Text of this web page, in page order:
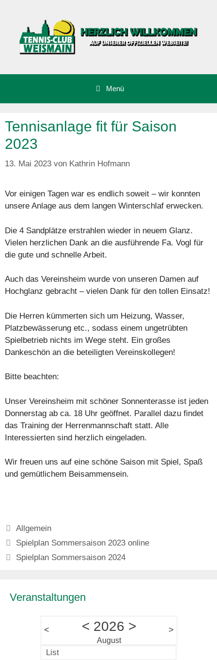
springen
Menü
Tennisanlage fit für Saison
2023
13. Mai 2023 von Kathrin Hofmann
Vor einigen Tagen war es endlich soweit – wir konnten
unsere Anlage aus dem langen Winterschlaf erwecken.
Die 4 Sandplätze erstrahlen wieder in neuem Glanz.
Vielen herzlichen Dank an die ausführende Fa. Vogl für
die gute und schnelle Arbeit.
Auch das Vereinsheim wurde von unseren Damen auf
Hochglanz gebracht – vielen Dank für den tollen Einsatz!
Die Herren kümmerten sich um Heizung, Wasser,
Platzbewässerung etc., sodass einem ungetrübten
Spielbetrieb nichts im Wege steht. Ein großes
Dankeschön an die beteiligten Vereinskollegen!
Bitte beachten:
Unser Vereinsheim mit schöner Sonnenterasse ist jeden
Donnerstag ab ca. 18 Uhr geöffnet. Parallel dazu findet
das Training der Herrenmannschaft statt. Alle
Interessierten sind herzlich eingeladen.
Wir freuen uns auf eine schöne Saison mit Spiel, Spaß
und gemütlichem Beisammensein.
Kategorien
Allgemein
Spielplan Sommersaison 2023 online
Spielplan Sommersaison 2024
Veranstaltungen
< < 2026 >
August
>
List